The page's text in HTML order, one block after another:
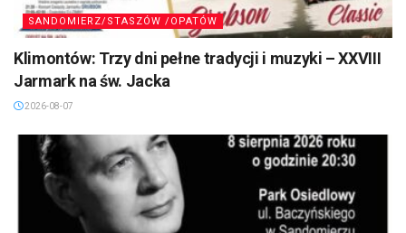
SANDOMIERZ/STASZÓW /OPATÓW
Klimontów: Trzy dni pełne tradycji i muzyki – XXVIII
Jarmark na św. Jacka
2026-08-07